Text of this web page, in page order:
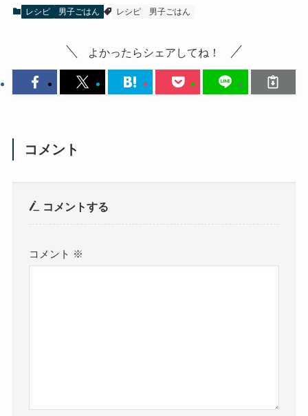
レシピ 男子ごはん レシピ 男子ごはん
よかったらシェアしてね！
コメント
コメントする
コメント ※